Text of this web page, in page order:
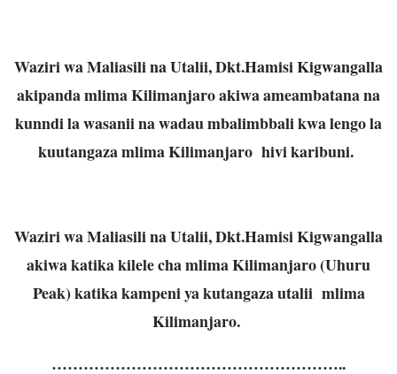
Waziri wa Maliasili na Utalii, Dkt.Hamisi Kigwangalla
akipanda mlima Kilimanjaro akiwa ameambatana na
kunndi la wasanii na wadau mbalimbbali kwa lengo la
kuutangaza mlima Kilimanjaro hivi karibuni.
Waziri wa Maliasili na Utalii, Dkt.Hamisi Kigwangalla
akiwa katika kilele cha mlima Kilimanjaro (Uhuru
Peak) katika kampeni ya kutangaza utalii mlima
Kilimanjaro.
………………………………………………..